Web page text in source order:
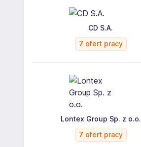
CD S.A.
7 ofert pracy
Lontex Group Sp. z o.o.
7 ofert pracy